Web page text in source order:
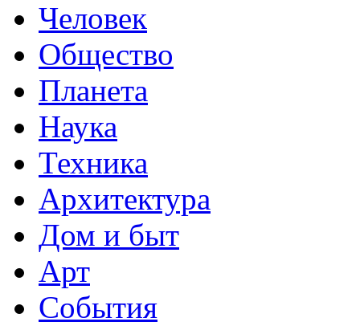
Человек
Общество
Планета
Наука
Техника
Архитектура
Дом и быт
Арт
События